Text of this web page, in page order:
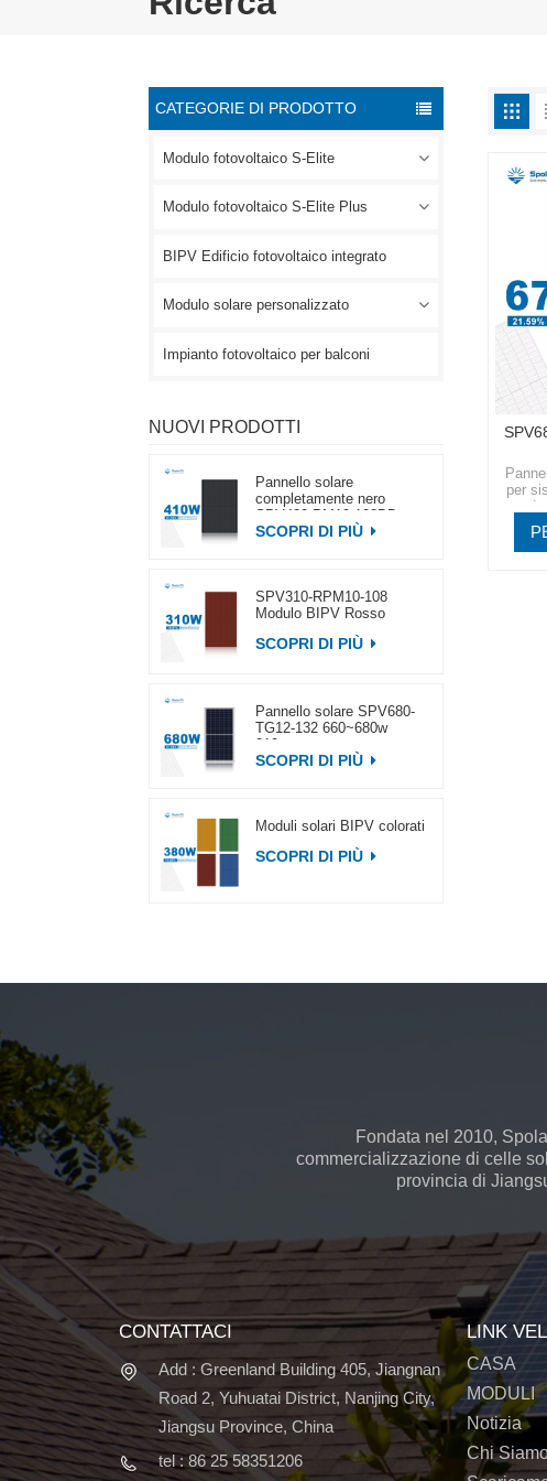
CATEGORIE DI PRODOTTO
Modulo fotovoltaico S-Elite
Modulo fotovoltaico S-Elite Plus
BIPV Edificio fotovoltaico integrato
Modulo solare personalizzato
Impianto fotovoltaico per balconi
NUOVI PRODOTTI
Pannello solare
completamente nero
400~420w
SCOPRI DI PIÙ
SPV310-RPM10-108
Modulo BIPV Rosso
SCOPRI DI PIÙ
Pannello solare SPV680-
TG12-132 660~680w
SCOPRI DI PIÙ
Moduli solari BIPV colorati
SCOPRI DI PIÙ
per
Fondata nel 2010,
commercializzazione di celle
provincia di
CONTATTACI
Add : Greenland Building 405, Jiangnan
Road 2, Yuhuatai District, Nanjing City,
Jiangsu Province, China
tel : 86 25 58351206
LINK
CASA
MODULI
Notizia
Chi